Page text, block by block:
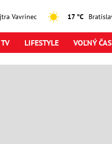
Vavrinec 17 °C
LIFESTYLE VOĽNÝ ČAS